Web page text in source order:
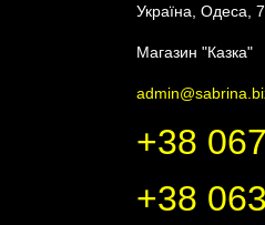
Україна, Одеса, 7
Магазин "Казка"
+38
+38